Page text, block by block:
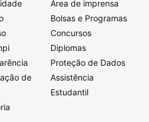
de
Área de imprensa
Bolsas e Programas
Concursos
Diplomas
Proteção de Dados
Assistência
Estudantil